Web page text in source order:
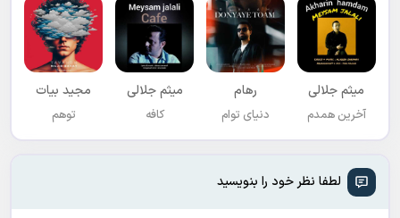
میثم جلالی
آخرین همدم
رهام
دنیای توام
میثم جلالی
کافه
مجید بیات
توهم
لطفا نظر خود را بنویسید